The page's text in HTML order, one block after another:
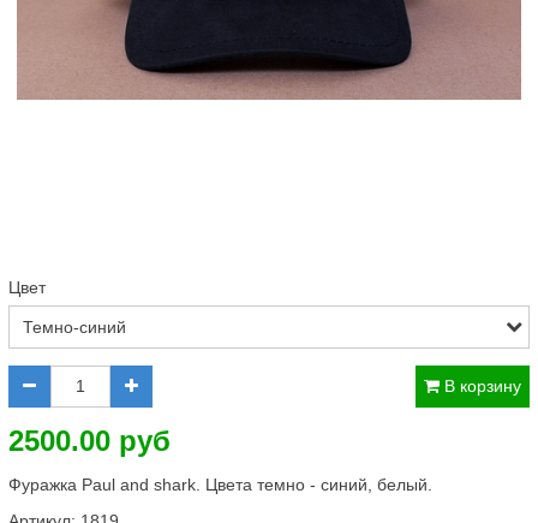
Цвет
В корзину
2500.00 руб
Фуражка Paul and shark. Цвета темно - синий, белый.